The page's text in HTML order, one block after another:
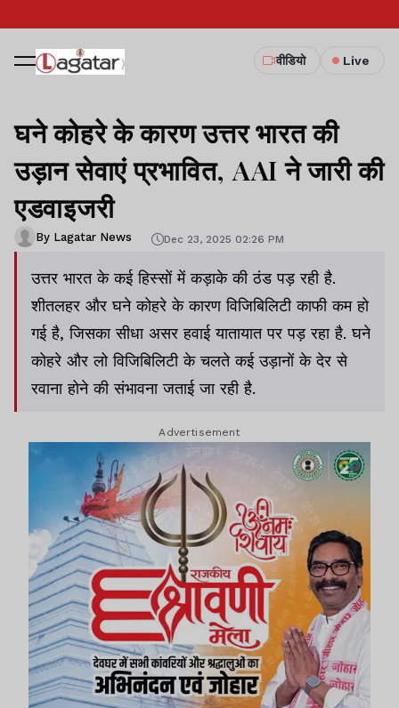
वीडियो Live
घने कोहरे के कारण उत्तर भारत की
उड़ान सेवाएं प्रभावित, AAI ने जारी की
एडवाइजरी
By Lagatar News Dec 23, 2025 02:26 PM
उत्तर भारत के कई हिस्सों में कड़ाके की ठंड पड़ रही है.
शीतलहर और घने कोहरे के कारण विजिबिलिटी काफी कम हो
गई है, जिसका सीधा असर हवाई यातायात पर पड़ रहा है. घने
कोहरे और लो विजिबिलिटी के चलते कई उड़ानों के देर से
रवाना होने की संभावना जताई जा रही है.
Advertisement